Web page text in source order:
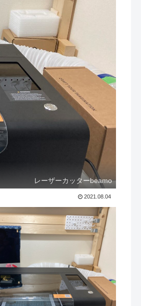
レーザーカッターbeamo
2021.08.04